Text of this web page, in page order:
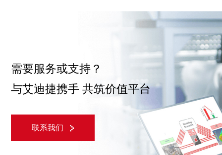
需要服务或支持？
与艾迪捷携手 共筑价值平台
联系我们